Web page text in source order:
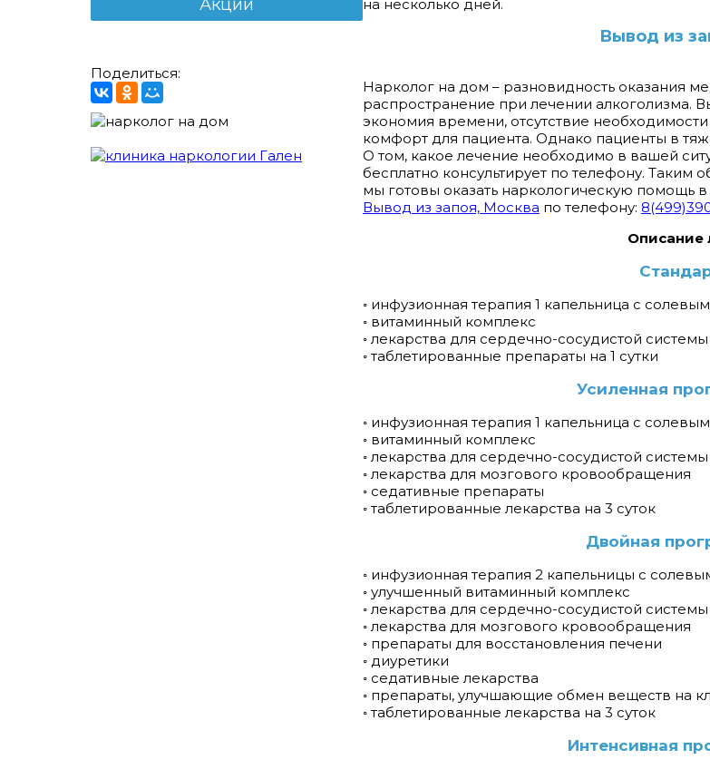
Акции
Поделиться:
на несколько дней.
Вывод из
Нарколог на дом – разновидность оказания
распространение при лечении алкоголизма.
экономия времени, отсутствие
комфорт для пациента. Однако пациенты в
О том, какое лечение необходимо в вашей
бесплатно консультирует по телефону.
мы готовы оказать наркологическую помощь
Вывод из запоя, Москва по телефону:
Описание
◦ инфузионная терапия 1 капельница с
◦ витаминный комплекс
◦ лекарства для сердечно-сосудистой системы
◦ таблетированные препараты на 1 сутки
Усиленная
◦ инфузионная терапия 1 капельница с
◦ витаминный комплекс
◦ лекарства для сердечно-сосудистой системы
◦ лекарства для мозгового кровообращения
◦ седативные препараты
◦ таблетированные лекарства на 3 суток
Двойная
◦ инфузионная терапия 2 капельницы с
◦ улучшенный витаминный комплекс
◦ лекарства для сердечно-сосудистой системы
◦ лекарства для мозгового кровообращения
◦ препараты для восстановления печени
◦ диуретики
◦ седативные лекарства
◦ препараты, улучшающие обмен веществ на
◦ таблетированные лекарства на 3 суток
Интенсивная